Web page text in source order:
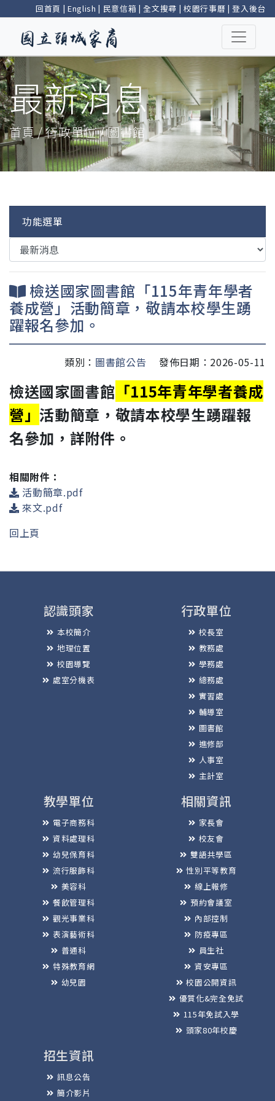
回首頁 | English | 民意信箱 |全文搜尋 | 校園行事曆 |登入後台
最新消息
首頁 / 行政單位 / 圖書館
功能選單
檢送國家圖書館「115年青年學者
養成營」活動簡章，敬請本校學生踴
躍報名參加。
類別： 圖書館公告 發佈日期：2026-05-11
檢送國家圖書館 「115年青年學者養成
營」活動簡章，敬請本校學生踴躍報
名參加，詳附件。
相關附件：
活動簡章.pdf
來文.pdf
回上頁
認識頭家
本校簡介
地理位置
校園導覽
處室分機表
行政單位
校長室
教務處
學務處
總務處
實習處
輔導室
圖書館
進修部
人事室
主計室
教學單位
電子商務科
資料處理科
幼兒保育科
流行服飾科
美容科
餐飲管理科
觀光事業科
表演藝術科
普通科
特殊教育網
幼兒園
相關資訊
家長會
校友會
雙語共學區
性別平等教育
線上報修
預約會議室
內部控制
防疫專區
員生社
資安專區
校園公開資訊
優質化&完全免試
115年免試入學
頭家80年校慶
招生資訊
訊息公告
簡介影片